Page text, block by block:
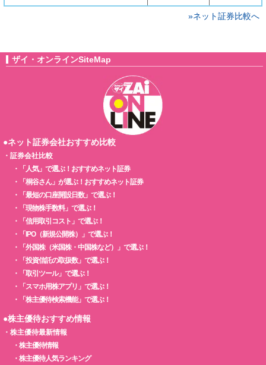
»ネット証券比較へ
ザイ・オンラインSiteMap
●ネット証券会社おすすめ比較
・ 証券会社比較
・
「人気」で選ぶ！おすすめネット証券
・
「桐谷さん」が選ぶ！おすすめネット証券
・
「最短の口座開設日数」で選ぶ！
・
「現物株手数料」で選ぶ！
・
「信用取引コスト」で選ぶ！
・
「IPO（新規公開株）」で選ぶ！
・
「外国株（米国株・中国株など）」で選ぶ！
・
「投資信託の取扱数」で選ぶ！
・
「取引ツール」で選ぶ！
・
「スマホ用株アプリ」で選ぶ！
・
「株主優待検索機能」で選ぶ！
●株主優待おすすめ情報
・ 株主優待最新情報
・ 株主優待情報
・ 株主優待人気ランキング